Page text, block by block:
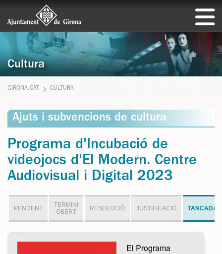
Cultura
GIRONA.CAT CULTURA
Ajuts i subvencions de cultura
Programa d'Incubació de
videojocs d'El Modern. Centre
Audiovisual i Digital 2023
PENDENT
TERMINI
OBERT
RESOLUCIÓ JUSTIFICACIÓ TANCADA
El Programa